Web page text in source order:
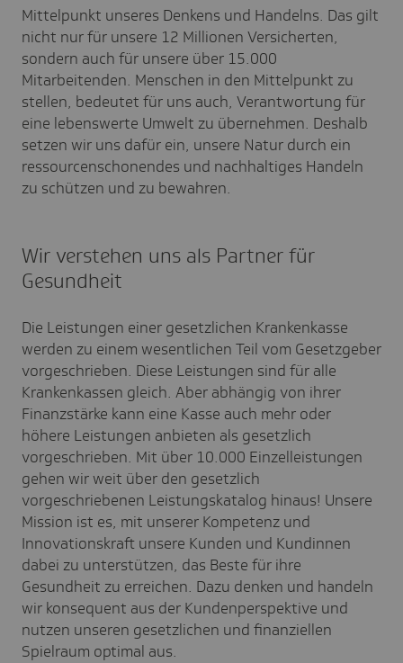
Mittelpunkt unseres Denkens und Handelns. Das gilt
nicht nur für unsere 12 Millionen Versicherten,
sondern auch für unsere über 15.000
Mitarbeitenden. Menschen in den Mittelpunkt zu
stellen, bedeutet für uns auch, Verantwortung für
eine lebenswerte Umwelt zu übernehmen. Deshalb
setzen wir uns dafür ein, unsere Natur durch ein
ressourcenschonendes und nachhaltiges Handeln
zu schützen und zu bewahren.
Wir verstehen uns als Partner für
Gesundheit
Die Leistungen einer gesetzlichen Krankenkasse
werden zu einem wesentlichen Teil vom Gesetzgeber
vorgeschrieben. Diese Leistungen sind für alle
Krankenkassen gleich. Aber abhängig von ihrer
Finanzstärke kann eine Kasse auch mehr oder
höhere Leistungen anbieten als gesetzlich
vorgeschrieben. Mit über 10.000 Einzelleistungen
gehen wir weit über den gesetzlich
vorgeschriebenen Leistungskatalog hinaus! Unsere
Mission ist es, mit unserer Kompetenz und
Innovationskraft unsere Kunden und Kundinnen
dabei zu unterstützen, das Beste für ihre
Gesundheit zu erreichen. Dazu denken und handeln
wir konsequent aus der Kundenperspektive und
nutzen unseren gesetzlichen und finanziellen
Spielraum optimal aus.